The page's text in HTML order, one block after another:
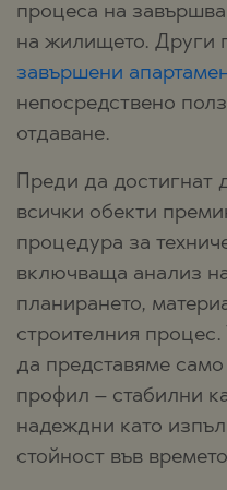
процеса на
на жилището. Други
завършени
непосредствено
отдаване.
Преди да достигнат
всички обекти
процедура за
включваща анализ
планирането,
строителния
да представяме
профил – стабилни
надеждни като
стойност във